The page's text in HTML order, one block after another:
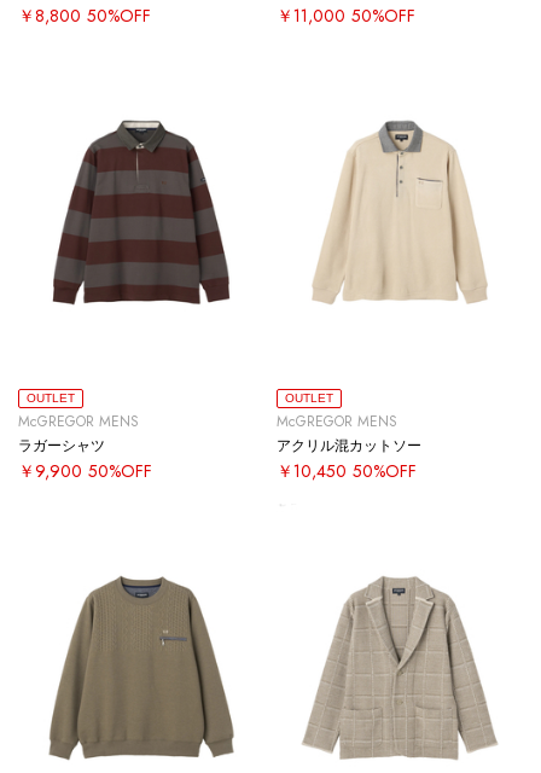
￥8,800 50%OFF ￥11,000 50%OFF
OUTLET
McGREGOR MENS
ラガーシャツ
￥9,900 50%OFF
OUTLET
McGREGOR MENS
アクリル混カットソー
￥10,450 50%OFF